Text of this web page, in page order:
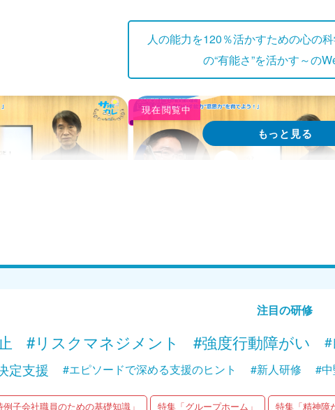
人の能力を120％活かすための心の
の“有能さ”を活かす～の
る”ものではな
現在閲覧中
「能力を創り出す能力”意思力”を育
注目の研修
#リスクマネジメント #強度行動障がい
定支援
#エピソードで深める支援のヒント #新人研修 #
子会社職員のための基礎知識」 特集「グループホーム」 特集「精神障